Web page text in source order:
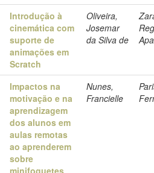
Introdução à
cinemática com
suporte de
animações em
Scratch
Oliveira,
Josemar
da Silva de
Impactos na
motivação e na
aprendizagem
dos alunos em
aulas remotas
ao aprenderem
sobre
minifoguetes
Nunes,
Francielle